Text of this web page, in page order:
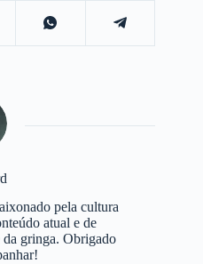
pela cultura
atual e de
da gringa. Obrigado